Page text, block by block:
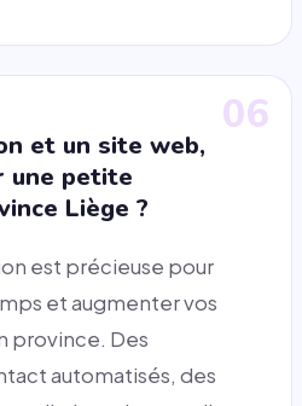
06
et un site web,
une petite
Liège ?
est précieuse pour
et augmenter vos
province. Des
automatisés, des